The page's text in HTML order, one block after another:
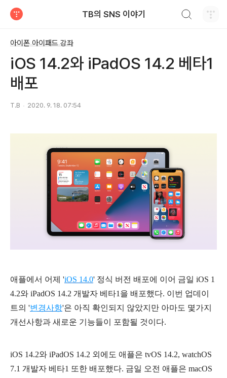
TB의 SNS 이야기
아이폰 아이패드 강좌
iOS 14.2와 iPadOS 14.2 베타1
배포
T.B 2020. 9. 18. 07:54
애플에서 어제 'iOS 14.0' 정식 버전 배포에 이어 금일 iOS 1
4.2와 iPadOS 14.2 개발자 베타1을 배포했다. 이번 업데이
트의 '변경사항'은 아직 확인되지 않았지만 아마도 몇가지
개선사항과 새로운 기능들이 포함될 것이다.
iOS 14.2와 iPadOS 14.2 외에도 애플은 tvOS 14.2, watchOS
7.1 개발자 베타1 또한 배포했다. 금일 오전 애플은 macOS